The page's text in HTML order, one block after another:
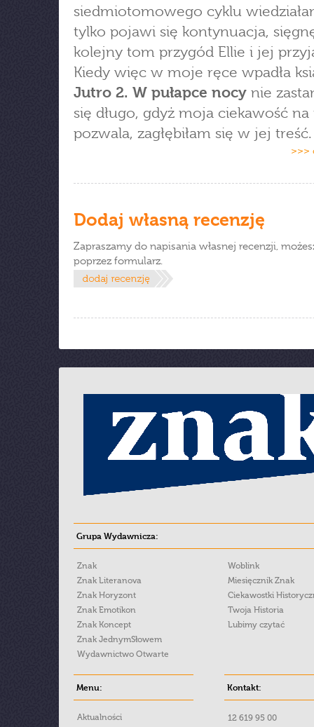
siedmiotomowego cyklu
tylko pojawi się kontynuacja,
kolejny tom przygód Ellie i jej
Kiedy więc w moje ręce wpadła
Jutro 2. W pułapce nocy nie
się długo, gdyż moja ciekawość
pozwala, zagłębiłam się w jej treść.
>>>
Dodaj własną recenzję
Zapraszamy do napisania własnej recenzji,
poprzez formularz.
Grupa Wydawnicza:
Znak
Znak Literanova
Znak Horyzont
Znak Emotikon
Znak Koncept
Znak JednymSłowem
Wydawnictwo Otwarte
Woblink
Miesięcznik Znak
Ciekawostki
Twoja Historia
Lubimy czytać
Menu:
Aktualności
Kontakt:
12 619 95 00